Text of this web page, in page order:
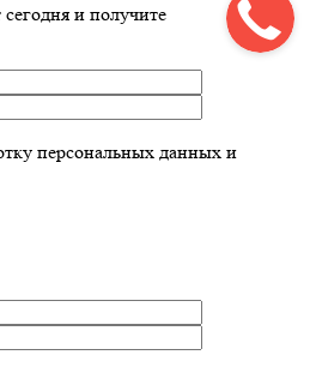
сегодня и получите
персональных данных и